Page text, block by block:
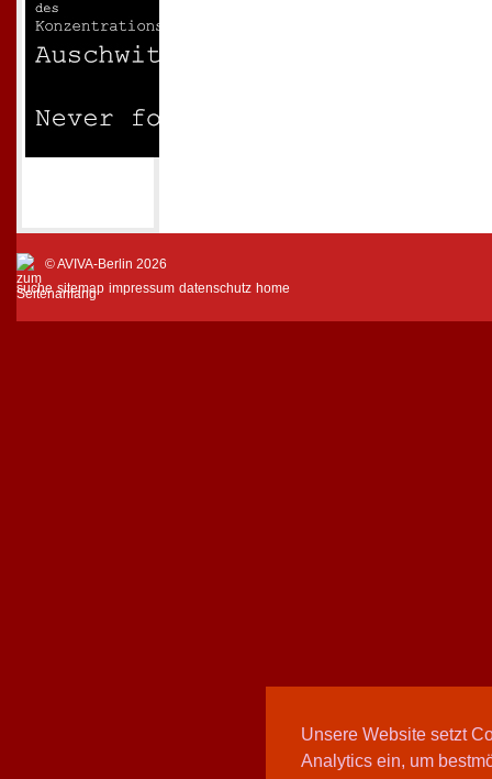
Unsere Website setzt
Analytics ein, um
© AVIVA-Berlin 2026
suche sitemap impressum datenschutz home